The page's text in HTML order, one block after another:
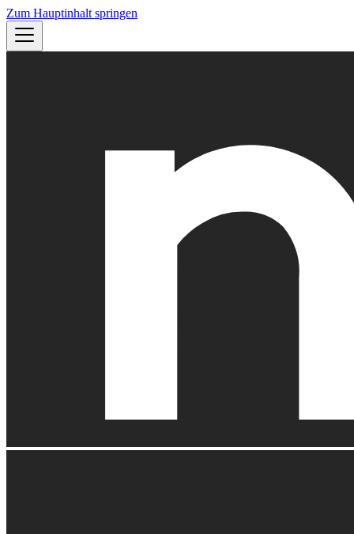
Zum Hauptinhalt springen